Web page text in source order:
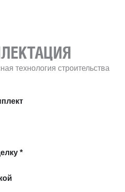
технология строительства
*